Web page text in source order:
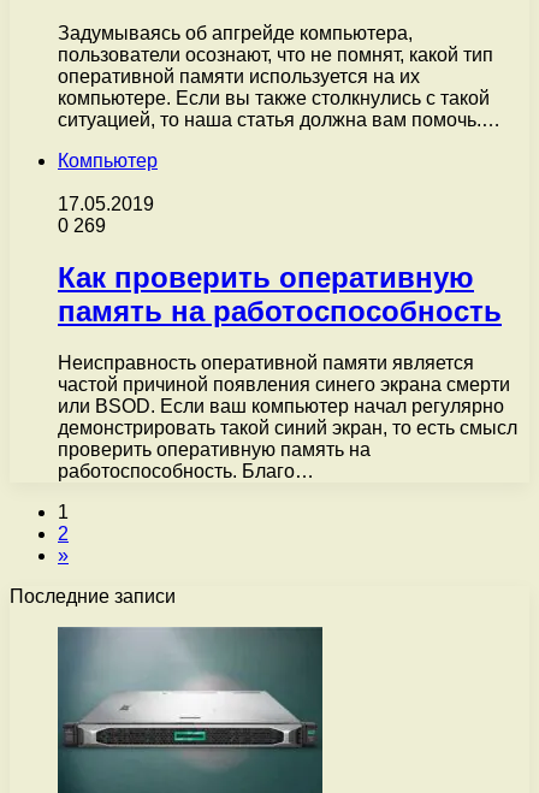
Задумываясь об апгрейде компьютера,
пользователи осознают, что не помнят, какой тип
оперативной памяти используется на их
компьютере. Если вы также столкнулись с такой
ситуацией, то наша статья должна вам помочь.…
Компьютер
17.05.2019
0 269
Как проверить оперативную
память на работоспособность
Неисправность оперативной памяти является
частой причиной появления синего экрана смерти
или BSOD. Если ваш компьютер начал регулярно
демонстрировать такой синий экран, то есть смысл
проверить оперативную память на
работоспособность. Благо…
1
2
»
Последние записи